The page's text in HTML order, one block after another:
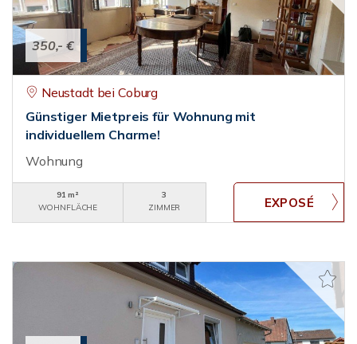
350,- €
Neustadt bei Coburg
Günstiger Mietpreis für Wohnung mit
individuellem Charme!
Wohnung
91 m²
WOHNFLÄCHE
3
ZIMMER